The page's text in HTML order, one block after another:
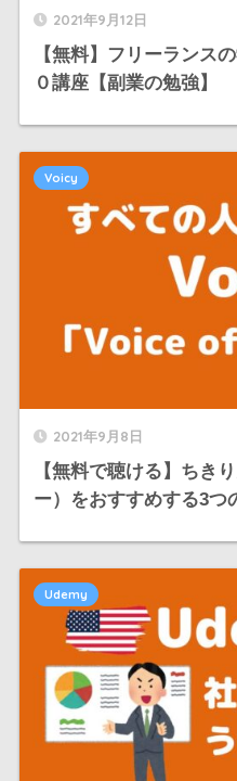
2021年9月12日
【無料】フリーランス
０講座【副業の勉強】
2021年9月8日
【無料で聴ける】ちき
ー）をおすすめする3つ
Voicy
Udemy